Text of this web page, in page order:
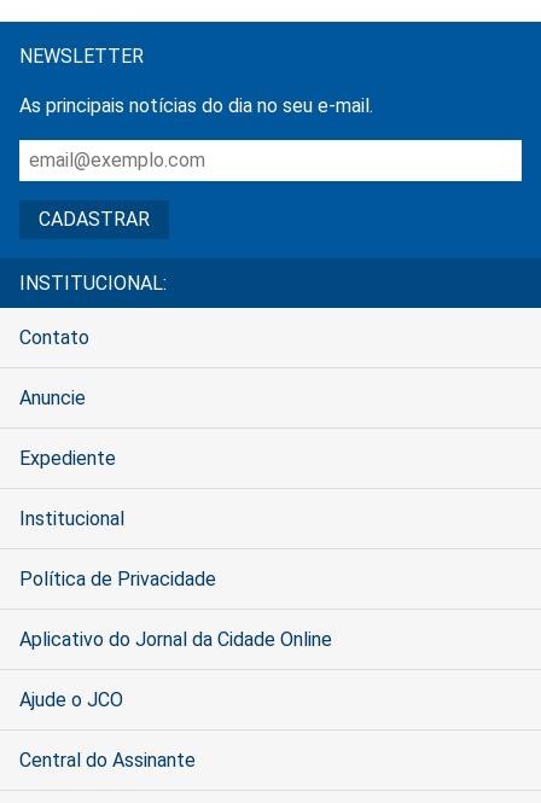
NEWSLETTER
As principais notícias do dia no seu e-mail.
INSTITUCIONAL:
Contato
Anuncie
Expediente
Institucional
Política de Privacidade
Aplicativo do Jornal da Cidade Online
Ajude o JCO
Central do Assinante